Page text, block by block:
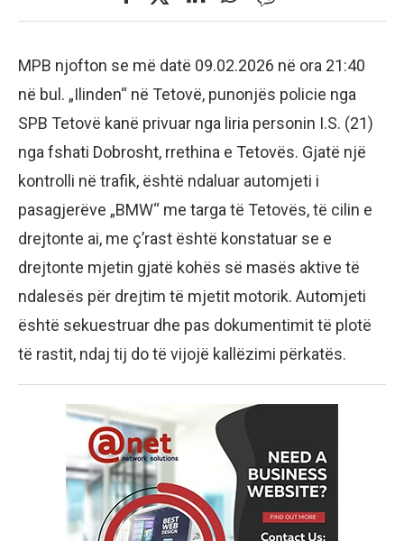
MPB njofton se më datë 09.02.2026 në ora 21:40
në bul. „Ilinden“ në Tetovë, punonjës policie nga
SPB Tetovë kanë privuar nga liria personin I.S. (21)
nga fshati Dobrosht, rrethina e Tetovës. Gjatë një
kontrolli në trafik, është ndaluar automjeti i
pasagjerëve „BMW“ me targa të Tetovës, të cilin e
drejtonte ai, me ç’rast është konstatuar se e
drejtonte mjetin gjatë kohës së masës aktive të
ndalesës për drejtim të mjetit motorik. Automjeti
është sekuestruar dhe pas dokumentimit të plotë
të rastit, ndaj tij do të vijojë kallëzimi përkatës.